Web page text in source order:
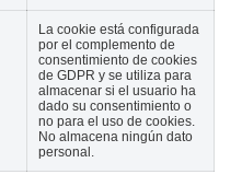
La cookie está configurada
por el complemento de
consentimiento de cookies
de GDPR y se utiliza para
almacenar si el usuario ha
dado su consentimiento o
no para el uso de cookies.
No almacena ningún dato
personal.